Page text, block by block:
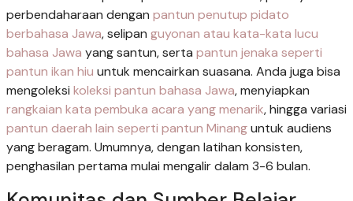
perbendaharaan dengan pantun penutup pidato
berbahasa Jawa, selipan guyonan atau kata-kata lucu
bahasa Jawa yang santun, serta pantun jenaka seperti
pantun ikan hiu untuk mencairkan suasana. Anda juga bisa
mengoleksi koleksi pantun bahasa Jawa, menyiapkan
rangkaian kata pembuka acara yang menarik, hingga variasi
pantun daerah lain seperti pantun Minanguntuk audiens
yang beragam. Umumnya, dengan latihan konsisten,
penghasilan pertama mulai mengalir dalam 3-6 bulan.